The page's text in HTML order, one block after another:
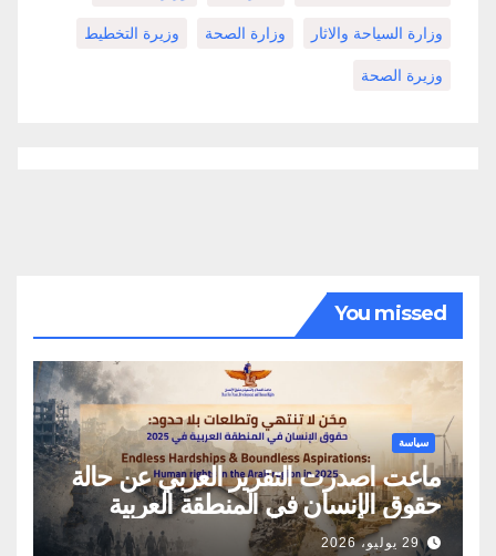
وزارة السياحة والاثار وزارة الصحة وزيرة التخطيط
وزيرة الصحة
You missed
سياسة
ماعت اصدرت التقرير العربي عن حالة
حقوق الإنسان في المنطقة العربية
29 يوليو، 2026